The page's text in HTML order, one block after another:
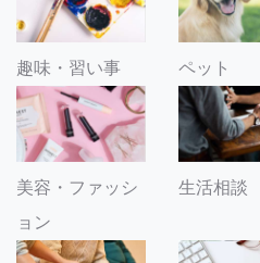
趣味・習い事 ペット
美容・ファッシ
ョン
生活相談